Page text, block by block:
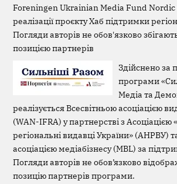
Foreningen Ukrainian Media Fund
реалізації проєкту Хаб підтримки
Погляди авторів не обов'язково
позицією партнерів
Здійснено за
програми
Медіа та
реалізується Всесвітньою асоціацією
(WAN-IFRA) у партнерстві з Асоціацією
регіональні видавці України» (АНРВУ)
асоціацією медіабізнесу (MBL) за
Погляди авторів не обов’язково
позицію партнерів програми.